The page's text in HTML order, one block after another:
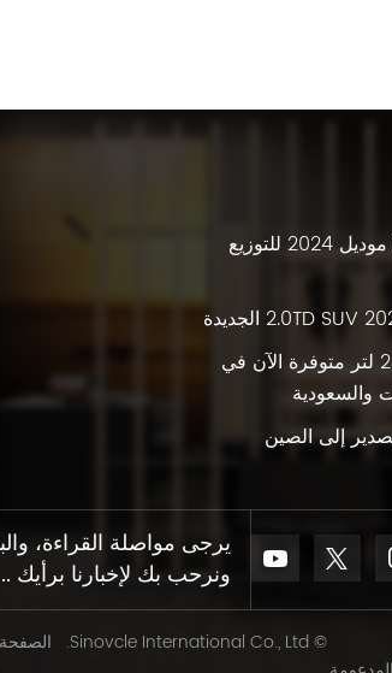
سيارة جيتور X90 Plus SUV موديل 2024 للتوزيع
تويوتا كورولا كروس 2023 2.0 لتر متوفرة الآن في
والسعودية
يرجى مواصلة القراءة،
ونرحب بك لإخبارنا برأيك ..
© Sinovcle International Co., Ltd.